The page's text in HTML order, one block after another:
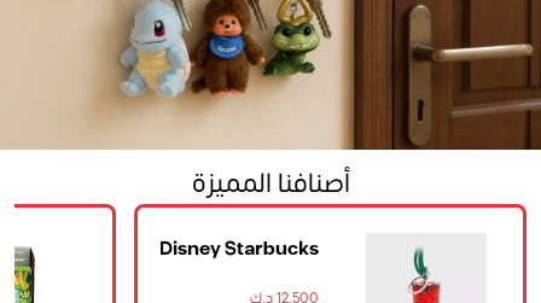
Mini Backpack
Home
أصنافنا المميزة
Disney Starbucks
Ornament
12.500 د.ك